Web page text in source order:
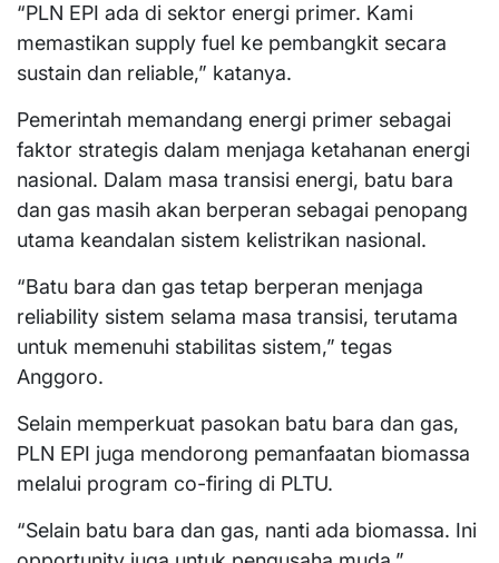
“PLN EPI ada di sektor energi primer. Kami
memastikan supply fuel ke pembangkit secara
sustain dan reliable,” katanya.
Pemerintah memandang energi primer sebagai
faktor strategis dalam menjaga ketahanan energi
nasional. Dalam masa transisi energi, batu bara
dan gas masih akan berperan sebagai penopang
utama keandalan sistem kelistrikan nasional.
“Batu bara dan gas tetap berperan menjaga
reliability sistem selama masa transisi, terutama
untuk memenuhi stabilitas sistem,” tegas
Anggoro.
Selain memperkuat pasokan batu bara dan gas,
PLN EPI juga mendorong pemanfaatan biomassa
melalui program co-firing di PLTU.
“Selain batu bara dan gas, nanti ada biomassa. Ini